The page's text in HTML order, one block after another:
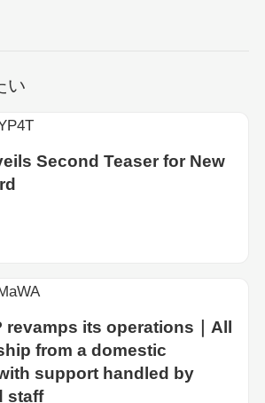
い
Second Teaser for New
its operations｜All
from a domestic
support handled by
staff